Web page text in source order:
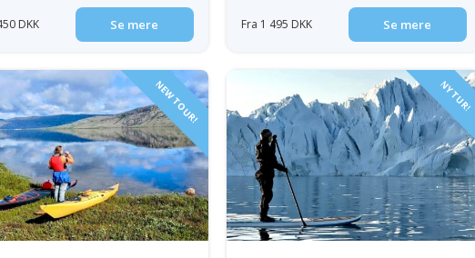
DKK Se mere Fra 1 495 DKK Se mere
NEW TOUR! NY TUR!